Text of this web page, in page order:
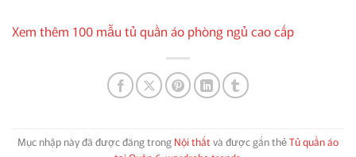
Xem thêm 100 mẫu tủ quần áo phòng ngủ cao cấp
Mục nhập này đã được đăng trong Nội thất và được gắn thẻTủ quần áo